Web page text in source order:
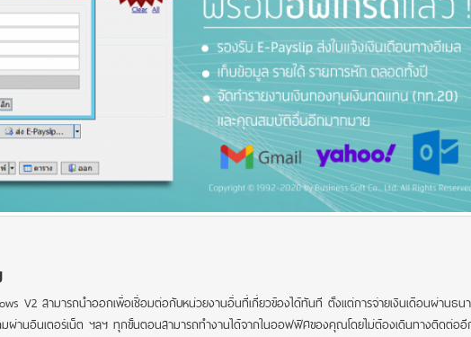
V2 สามารถนำออกเพื่อเชื่อมต่อกับหน่วยงานอื่นที่เกี่ยวข้องได้ทันที ตั้งแต่การจ่ายเงินเดือนผ่านธน
คมผ่านอินเตอร์เน็ต ฯลฯ ทุกขั้นตอนสามารถทำงานได้จากในออฟฟิศของคุณโดยไม่ต้องเดินทางติดต่อ